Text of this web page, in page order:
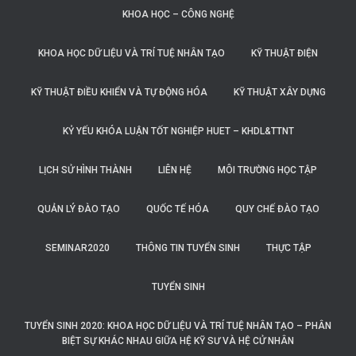
KHOA HỌC – CÔNG NGHỆ
KHOA HỌC DỮ LIỆU VÀ TRÍ TUỆ NHÂN TẠO KỸ THUẬT ĐIỆN
KỸ THUẬT ĐIỀU KHIỂN VÀ TỰ ĐỘNG HÓA KỸ THUẬT XÂY DỰNG
KỶ YẾU KHÓA LUẬN TỐT NGHIỆP HUET – KHDL&TTNT
LỊCH SỬ HÌNH THÀNH LIÊN HỆ MÔI TRƯỜNG HỌC TẬP
QUẢN LÝ ĐÀO TẠO QUỐC TẾ HÓA QUY CHẾ ĐÀO TẠO
SEMINAR2020 THÔNG TIN TUYỂN SINH THỰC TẬP
TUYỂN SINH
TUYỂN SINH 2020: KHOA HỌC DỮ LIỆU VÀ TRÍ TUỆ NHÂN TẠO – PHÂN
BIỆT SỰ KHÁC NHAU GIỮA HỆ KỸ SƯ VÀ HỆ CỬ NHÂN